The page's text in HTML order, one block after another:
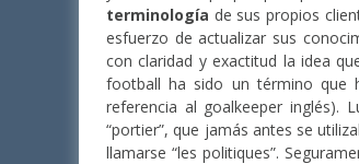
terminología de sus propios
esfuerzo de actualizar sus
con claridad y exactitud la idea
football ha sido un término que
referencia al goalkeeper inglés).
“portier”, que jamás antes se
llamarse “les politiques”.